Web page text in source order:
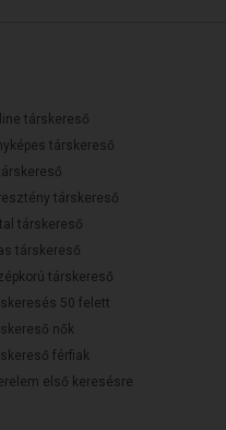
társkereső
társkereső
társkereső
társkereső
társkereső
társkereső
50 felett
nők
férfiak
első keresésre